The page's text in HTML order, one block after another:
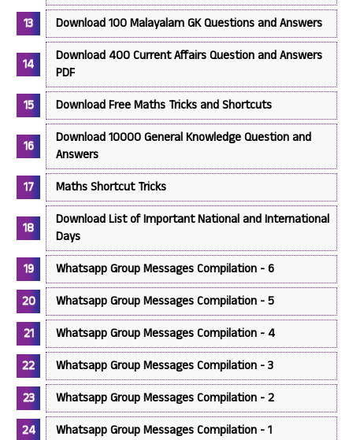
Download 100 Malayalam GK Questions and Answers
Download 400 Current Affairs Question and Answers
PDF
Download Free Maths Tricks and Shortcuts
Download 10000 General Knowledge Question and
Answers
Maths Shortcut Tricks
Download List of Important National and International
Days
Whatsapp Group Messages Compilation - 6
Whatsapp Group Messages Compilation - 5
Whatsapp Group Messages Compilation - 4
Whatsapp Group Messages Compilation - 3
Whatsapp Group Messages Compilation - 2
Whatsapp Group Messages Compilation - 1